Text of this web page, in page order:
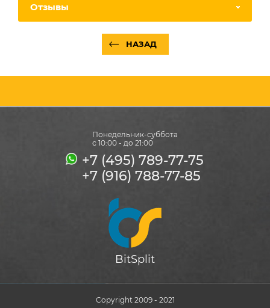
Отзывы
НАЗАД
Понедельник-суббота
с 10:00 - до 21:00
+7 (495) 789-77-75
+7 (916) 788-77-85
BitSplit
Copyright 2009 - 2021